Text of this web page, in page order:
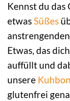
Kennst du das
etwasSüßes
Etwas, das
auffüllt und
unsere
glutenfrei